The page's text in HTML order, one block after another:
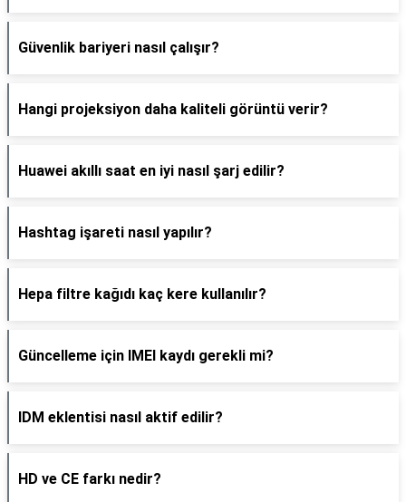
Güvenlik bariyeri nasıl çalışır?
Hangi projeksiyon daha kaliteli görüntü verir?
Huawei akıllı saat en iyi nasıl şarj edilir?
Hashtag işareti nasıl yapılır?
Hepa filtre kağıdı kaç kere kullanılır?
Güncelleme için IMEI kaydı gerekli mi?
IDM eklentisi nasıl aktif edilir?
HD ve CE farkı nedir?